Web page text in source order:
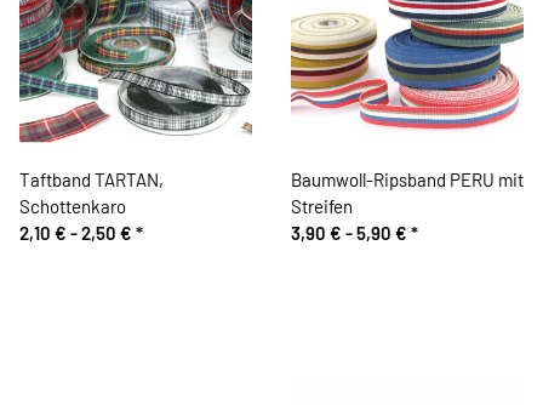
Taftband TARTAN,
Schottenkaro
2,10 € -2,50 € *
Baumwoll-Ripsband PERU mit
Streifen
3,90 € -5,90 € *